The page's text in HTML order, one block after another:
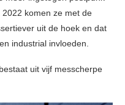
2022 komen ze met de
uit de hoek en dat
industrial invloeden.
uit vijf messcherpe